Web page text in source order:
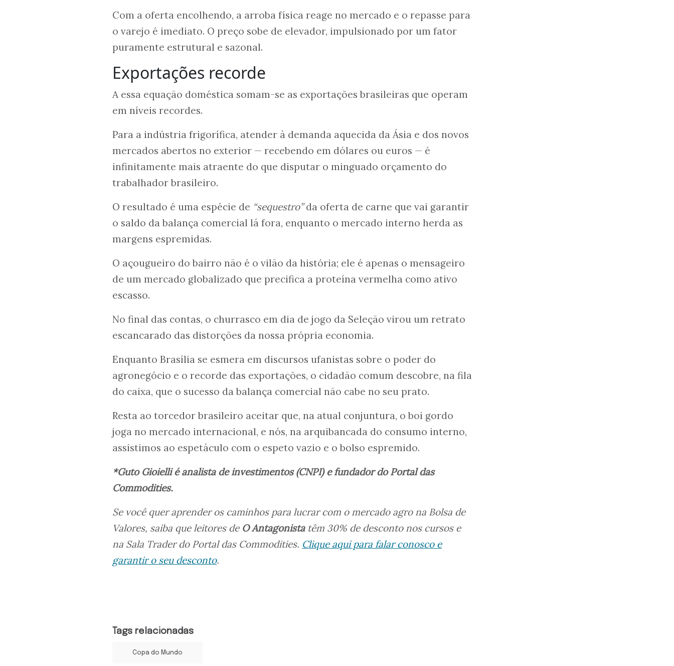
Com a oferta encolhendo, a arroba física reage no mercado e o repasse para
o varejo é imediato. O preço sobe de elevador, impulsionado por um fator
puramente estrutural e sazonal.
Exportações recorde
A essa equação doméstica somam-se as exportações brasileiras que operam
em níveis recordes.
Para a indústria frigorífica, atender à demanda aquecida da Ásia e dos novos
mercados abertos no exterior — recebendo em dólares ou euros — é
infinitamente mais atraente do que disputar o minguado orçamento do
trabalhador brasileiro.
O resultado é uma espécie de “sequestro”da oferta de carne que vai garantir
o saldo da balança comercial lá fora, enquanto o mercado interno herda as
margens espremidas.
O açougueiro do bairro não é o vilão da história; ele é apenas o mensageiro
de um mercado globalizado que precifica a proteína vermelha como ativo
escasso.
No final das contas, o churrasco em dia de jogo da Seleção virou um retrato
escancarado das distorções da nossa própria economia.
Enquanto Brasília se esmera em discursos ufanistas sobre o poder do
agronegócio e o recorde das exportações, o cidadão comum descobre, na fila
do caixa, que o sucesso da balança comercial não cabe no seu prato.
Resta ao torcedor brasileiro aceitar que, na atual conjuntura, o boi gordo
joga no mercado internacional, e nós, na arquibancada do consumo interno,
assistimos ao espetáculo com o espeto vazio e o bolso espremido.
*Guto Gioielli é analista de investimentos (CNPI) e fundador do Portal das
Commodities.
Se você quer aprender os caminhos para lucrar com o mercado agro na Bolsa de
Valores, saiba que leitores de O Antagonistatêm 30% de desconto nos cursos e
na Sala Trader do Portal das Commodities. Clique aqui para falar conosco e
garantir o seu desconto.
Tags relacionadas
Copa do Mundo